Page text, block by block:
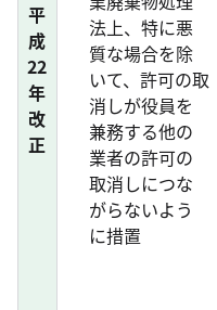
平
成
22
年
改
正
法上、特に悪
質な場合を除
いて、許可の取
消しが役員を
兼務する他の
業者の許可の
取消しにつな
がらないよう
に措置